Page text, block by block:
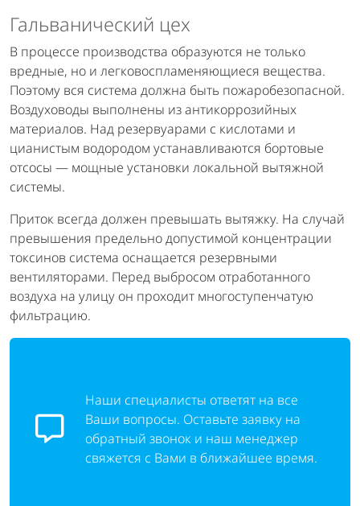
Гальванический цех
В процессе производства образуются не только
вредные, но и легковоспламеняющиеся вещества.
Поэтому вся система должна быть пожаробезопасной.
Воздуховоды выполнены из антикоррозийных
материалов. Над резервуарами с кислотами и
цианистым водородом устанавливаются бортовые
отсосы — мощные установки локальной вытяжной
системы.
Приток всегда должен превышать вытяжку. На случай
превышения предельно допустимой концентрации
токсинов система оснащается резервными
вентиляторами. Перед выбросом отработанного
воздуха на улицу он проходит многоступенчатую
фильтрацию.
Наши специалисты ответят на все
Ваши вопросы. Оставьте заявку на
обратный звонок и наш менеджер
свяжется с Вами в ближайшее время.